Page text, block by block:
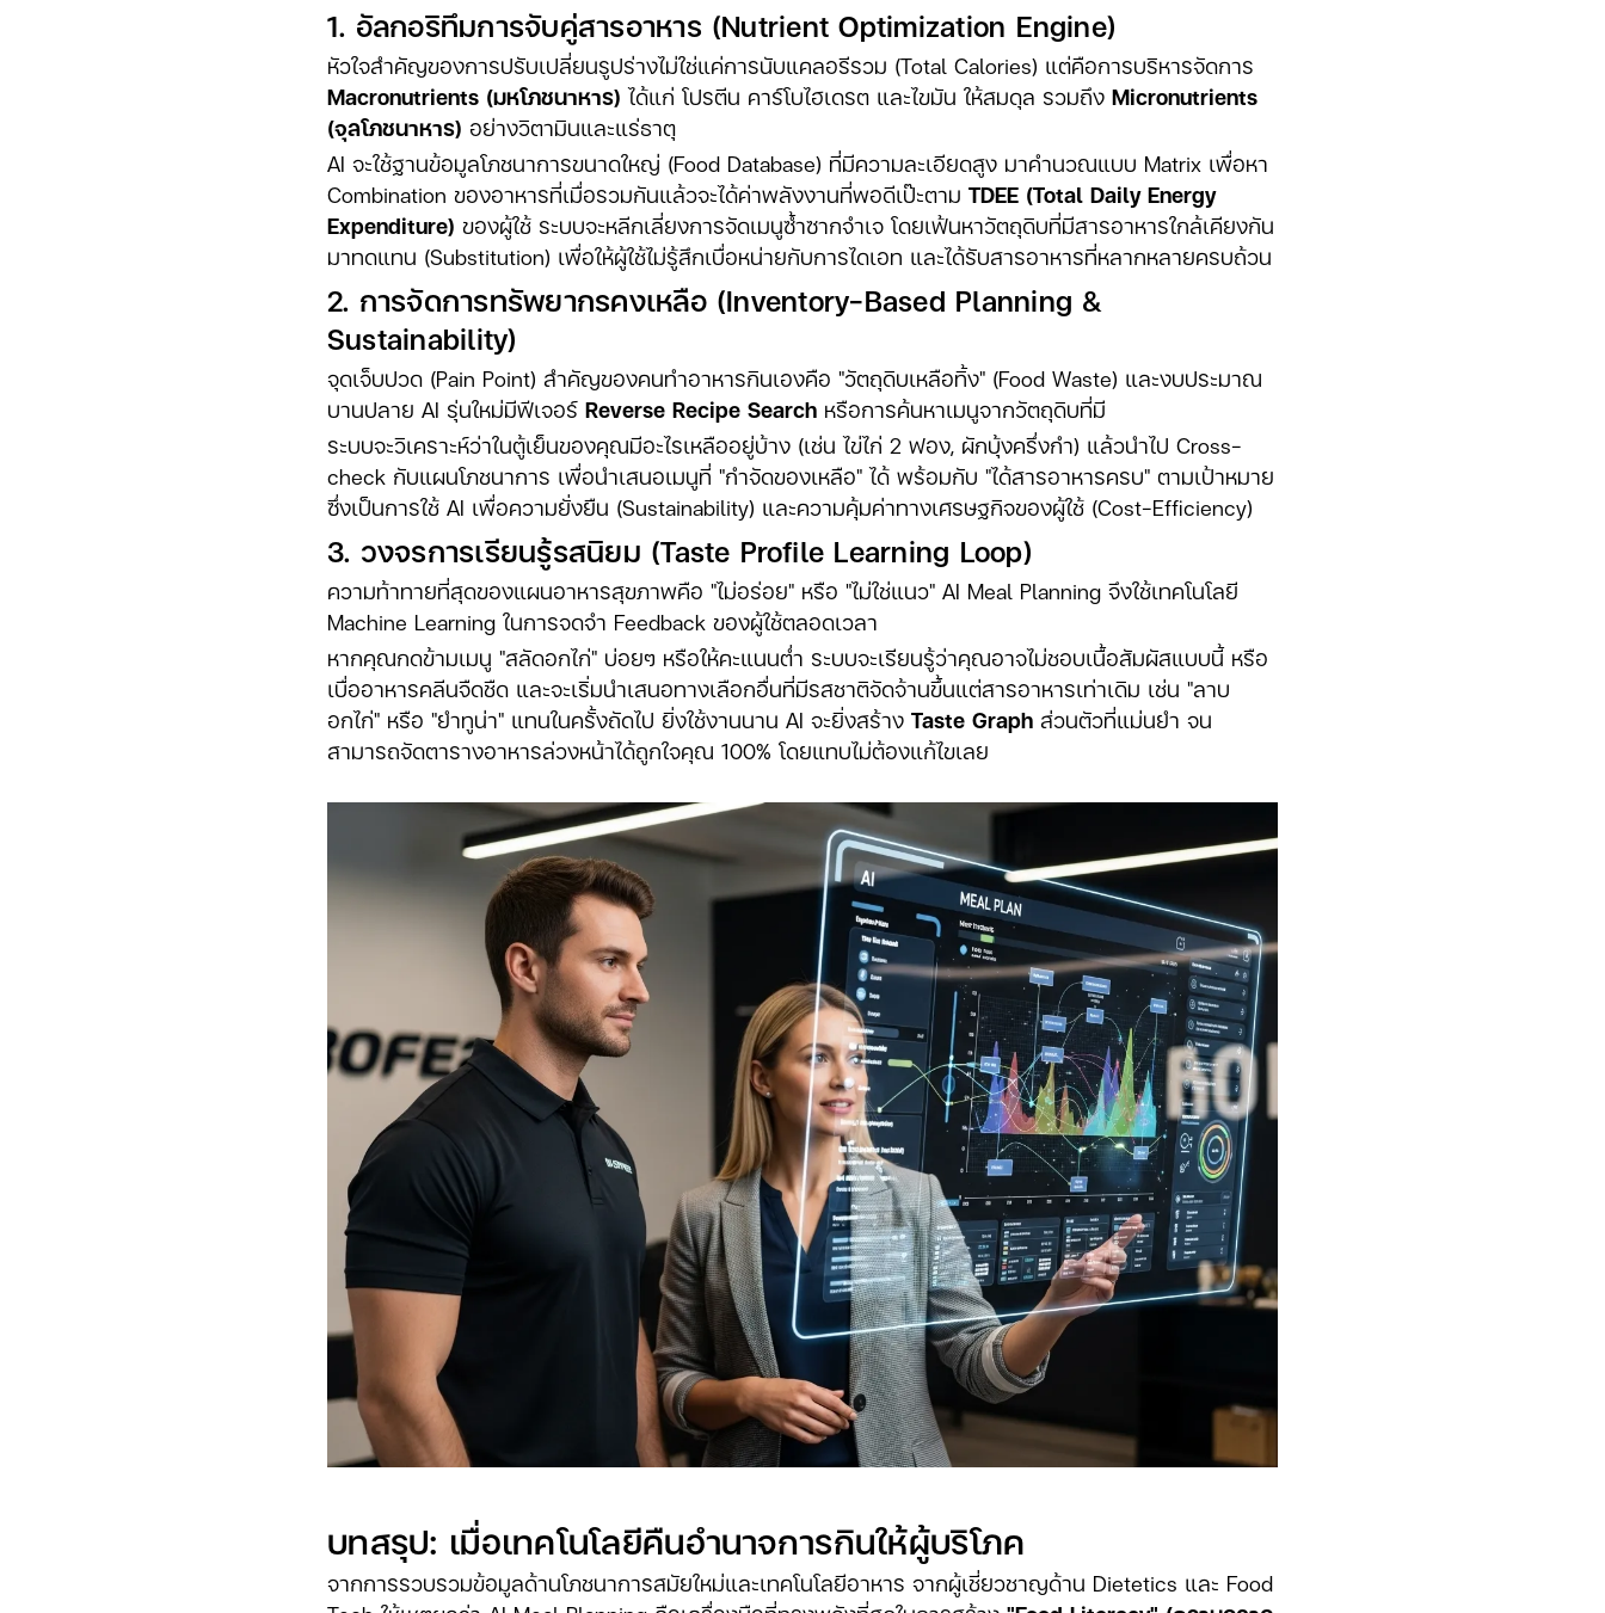
1. อัลกอริทึมการจับคู่สารอาหาร (Nutrient Optimization Engine)
หัวใจสำคัญของการปรับเปลี่ยนรูปร่างไม่ใช่แค่การนับแคลอรีรวม (Total Calories) แต่คือการบริหารจัดการ
Macronutrients (มหโภชนาหาร) ได้แก่ โปรตีน คาร์โบไฮเดรต และไขมัน ให้สมดุล รวมถึง Micronutrients
(จุลโภชนาหาร) อย่างวิตามินและแร่ธาตุ
AI จะใช้ฐานข้อมูลโภชนาการขนาดใหญ่ (Food Database) ที่มีความละเอียดสูง มาคำนวณแบบ Matrix เพื่อหา
Combination ของอาหารที่เมื่อรวมกันแล้วจะได้ค่าพลังงานที่พอดีเป๊ะตาม TDEE (Total Daily Energy
Expenditure) ของผู้ใช้ ระบบจะหลีกเลี่ยงการจัดเมนูซ้ำซากจำเจ โดยเฟ้นหาวัตถุดิบที่มีสารอาหารใกล้เคียงกัน
มาทดแทน (Substitution) เพื่อให้ผู้ใช้ไม่รู้สึกเบื่อหน่ายกับการไดเอท และได้รับสารอาหารที่หลากหลายครบถ้วน
2. การจัดการทรัพยากรคงเหลือ (Inventory-Based Planning &
Sustainability)
จุดเจ็บปวด (Pain Point) สำคัญของคนทำอาหารกินเองคือ "วัตถุดิบเหลือทิ้ง" (Food Waste) และงบประมาณ
บานปลาย AI รุ่นใหม่มีฟีเจอร์ Reverse Recipe Search หรือการค้นหาเมนูจากวัตถุดิบที่มี
ระบบจะวิเคราะห์ว่าในตู้เย็นของคุณมีอะไรเหลืออยู่บ้าง (เช่น ไข่ไก่ 2 ฟอง, ผักบุ้งครึ่งกำ) แล้วนำไป Cross-
check กับแผนโภชนาการ เพื่อนำเสนอเมนูที่ "กำจัดของเหลือ" ได้ พร้อมกับ "ได้สารอาหารครบ" ตามเป้าหมาย
ซึ่งเป็นการใช้ AI เพื่อความยั่งยืน (Sustainability) และความคุ้มค่าทางเศรษฐกิจของผู้ใช้ (Cost-Efficiency)
3. วงจรการเรียนรู้รสนิยม (Taste Profile Learning Loop)
ความท้าทายที่สุดของแผนอาหารสุขภาพคือ "ไม่อร่อย" หรือ "ไม่ใช่แนว" AI Meal Planning จึงใช้เทคโนโลยี
Machine Learning ในการจดจำ Feedback ของผู้ใช้ตลอดเวลา
หากคุณกดข้ามเมนู "สลัดอกไก่" บ่อยๆ หรือให้คะแนนต่ำ ระบบจะเรียนรู้ว่าคุณอาจไม่ชอบเนื้อสัมผัสแบบนี้ หรือ
เบื่ออาหารคลีนจืดชืด และจะเริ่มนำเสนอทางเลือกอื่นที่มีรสชาติจัดจ้านขึ้นแต่สารอาหารเท่าเดิม เช่น "ลาบ
อกไก่" หรือ "ยำทูน่า" แทนในครั้งถัดไป ยิ่งใช้งานนาน AI จะยิ่งสร้าง Taste Graph ส่วนตัวที่แม่นยำ จน
สามารถจัดตารางอาหารล่วงหน้าได้ถูกใจคุณ 100% โดยแทบไม่ต้องแก้ไขเลย
บทสรุป: เมื่อเทคโนโลยีคืนอำนาจการกินให้ผู้บริโภค
จากการรวบรวมข้อมูลด้านโภชนาการสมัยใหม่และเทคโนโลยีอาหาร จากผู้เชี่ยวชาญด้าน Dietetics และ Food